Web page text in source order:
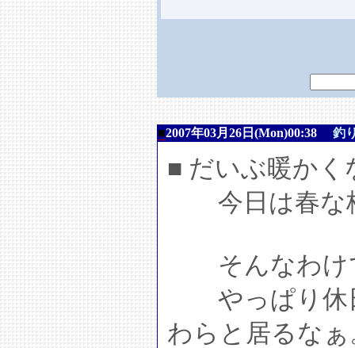
■2007年03月26日(Mon)00:38 釣
■ だいぶ暖か
今日は春な
そんなわけ
やっぱり休
わらと居るなぁ